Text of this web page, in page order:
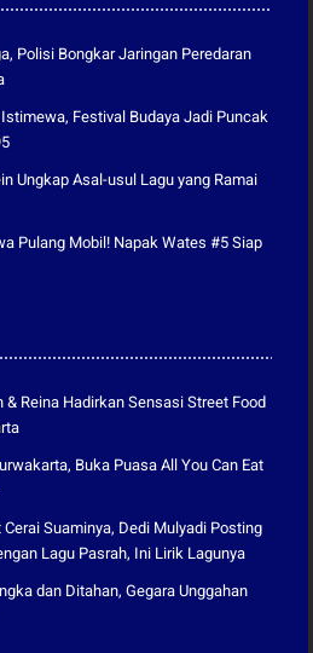
Polisi Bongkar Jaringan Peredaran
Festival Budaya Jadi Puncak
Ungkap Asal-usul Lagu yang Ramai
Pulang Mobil! Napak Wates #5 Siap
& Reina Hadirkan Sensasi Street Food
Buka Puasa All You Can Eat
Suaminya, Dedi Mulyadi Posting
Lagu Pasrah, Ini Lirik Lagunya
dan Ditahan, Gegara Unggahan